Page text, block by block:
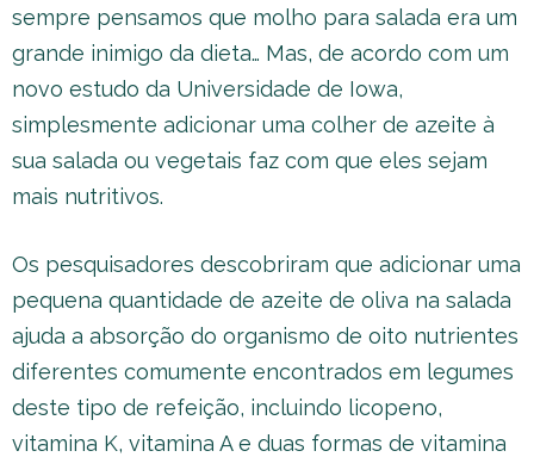
sempre pensamos que molho para salada era um
grande inimigo da dieta… Mas, de acordo com um
novo estudo da Universidade de Iowa,
simplesmente adicionar uma colher de azeite à
sua salada ou vegetais faz com que eles sejam
mais nutritivos.
Os pesquisadores descobriram que adicionar uma
pequena quantidade de azeite de oliva na salada
ajuda a absorção do organismo de oito nutrientes
diferentes comumente encontrados em legumes
deste tipo de refeição, incluindo licopeno,
vitamina K, vitamina A e duas formas de vitamina